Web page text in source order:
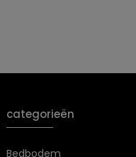
categorieën
Bedbodem